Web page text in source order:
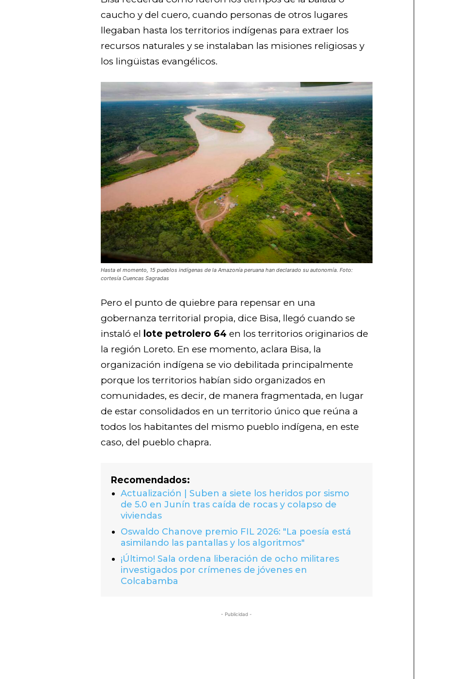
caucho y del cuero, cuando personas de otros lugares
llegaban hasta los territorios indígenas para extraer los
recursos naturales y se instalaban las misiones religiosas y
los lingüistas evangélicos.
Hasta el momento, 15 pueblos indígenas de la Amazonía peruana han declarado su autonomía. Foto:
cortesía Cuencas Sagradas
Pero el punto de quiebre para repensar en una
gobernanza territorial propia, dice Bisa, llegó cuando se
instaló el lote petrolero 64 en los territorios originarios de
la región Loreto. En ese momento, aclara Bisa, la
organización indígena se vio debilitada principalmente
porque los territorios habían sido organizados en
comunidades, es decir, de manera fragmentada, en lugar
de estar consolidados en un territorio único que reúna a
todos los habitantes del mismo pueblo indígena, en este
caso, del pueblo chapra.
Recomendados:
Actualización | Suben a siete los heridos por sismo
de 5.0 en Junín tras caída de rocas y colapso de
viviendas
Oswaldo Chanove premio FIL 2026: "La poesía está
asimilando las pantallas y los algoritmos"
¡Último! Sala ordena liberación de ocho militares
investigados por crímenes de jóvenes en
Colcabamba
- Publicidad -